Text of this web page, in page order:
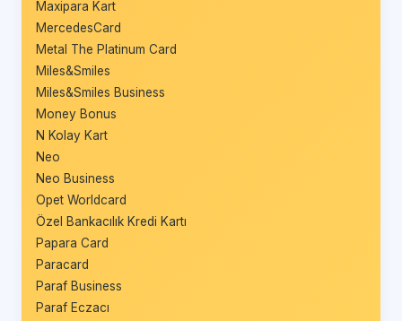
Maxipara Kart
MercedesCard
Metal The Platinum Card
Miles&Smiles
Miles&Smiles Business
Money Bonus
N Kolay Kart
Neo
Neo Business
Opet Worldcard
Özel Bankacılık Kredi Kartı
Papara Card
Paracard
Paraf Business
Paraf Eczacı